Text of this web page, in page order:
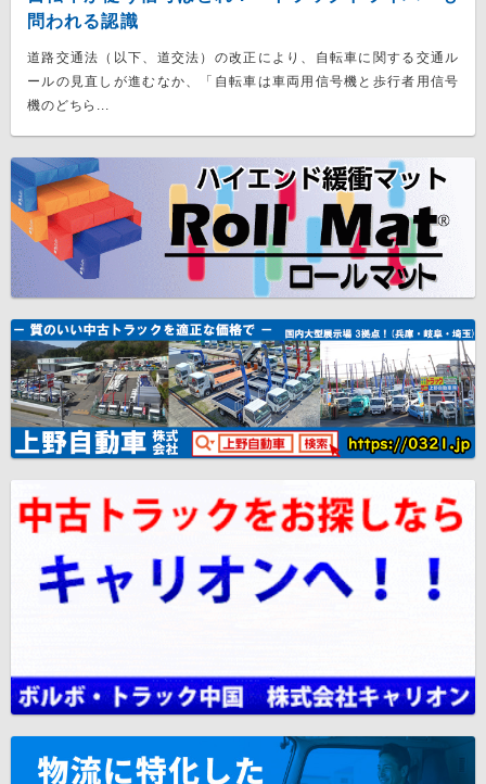
問われる認識
道路交通法（以下、道交法）の改正により、自転車に関する交通ル
ールの見直しが進むなか、「自転車は車両用信号機と歩行者用信号
機のどちら...